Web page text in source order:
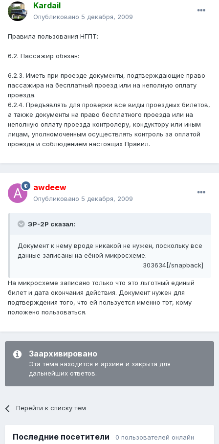
Kardail
Опубликовано 5 декабря, 2009
Правила пользования НГПТ:
6.2. Пассажир обязан:
6.2.3. Иметь при проезде документы, подтверждающие право
пассажира на бесплатный проезд или на неполную оплату
проезда.
6.2.4. Предъявлять для проверки все виды проездных билетов,
а также документы на право бесплатного проезда или на
неполную оплату проезда контролеру, кондуктору или иным
лицам, уполномоченным осуществлять контроль за оплатой
проезда и соблюдением настоящих Правил.
awdeew
Опубликовано 5 декабря, 2009
ЭР-2Р сказал:
Документ к нему вроде никакой не нужен, поскольку все
данные записаны на еёной микросхеме.
303634[/snapback]
На микросхеме записано только что это льготный единый
билет и дата окончания действия. Документ нужен для
подтверждения того, что ей пользуется именно тот, кому
положено пользоваться.
Заархивировано
Эта тема находится в архиве и закрыта для
дальнейших ответов.
Перейти к списку тем
Последние посетители 0 пользователей онлайн